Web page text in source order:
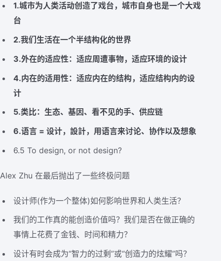
1.城市为人类活动创造了戏台，城市自身也是一个大戏
台
2.我们生活在一个半结构化的世界
3.外在的适应性：适应周遭事物，适应环境的设计
4.内在的适用性：适应内在的结构，适应结构内的设
计
5.类比：生态、基因、看不见的手、供应链
6.语言 = 设计，設計，用语言来讨论、协作以及想象
6.5 To design, or not design?
Alex Zhu 在最后抛出了一些终极问题
设计师(作为一个整体)如何影响世界和人类生活？
我们的工作真的能创造价值吗？我们是否在做正确的
事情上花费了金钱、时间和精力？
设计有时会成为“智力的过剩”或“创造力的炫耀”吗？